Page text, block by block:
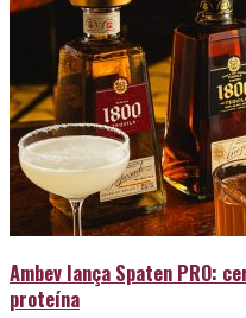
Ambev lança Spaten PRO:
proteína